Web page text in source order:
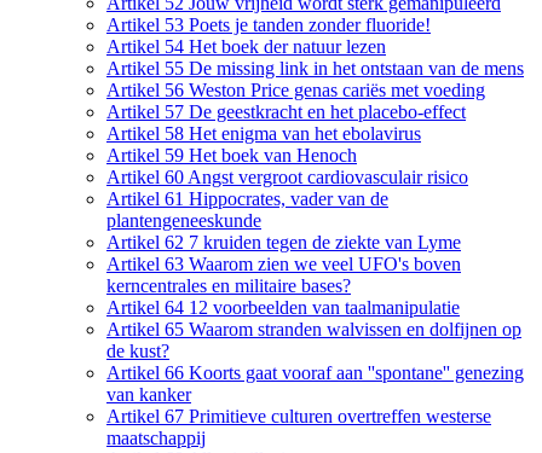
Artikel 53 Poets je tanden zonder fluoride!
Artikel 54 Het boek der natuur lezen
Artikel 55 De missing link in het ontstaan van de mens
Artikel 56 Weston Price genas cariës met voeding
Artikel 57 De geestkracht en het placebo-effect
Artikel 58 Het enigma van het ebolavirus
Artikel 59 Het boek van Henoch
Artikel 60 Angst vergroot cardiovasculair risico
Artikel 61 Hippocrates, vader van de
plantengeneeskunde
Artikel 62 7 kruiden tegen de ziekte van Lyme
Artikel 63 Waarom zien we veel UFO's boven
kerncentrales en militaire bases?
Artikel 64 12 voorbeelden van taalmanipulatie
Artikel 65 Waarom stranden walvissen en dolfijnen op
de kust?
Artikel 66 Koorts gaat vooraf aan ''spontane'' genezing
van kanker
Artikel 67 Primitieve culturen overtreffen westerse
maatschappij